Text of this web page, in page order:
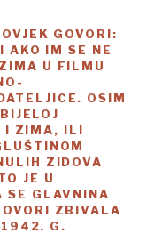
GOVORI:
AKO IM SE NE
U FILMU
OSIM
I ZIMA, ILI
ZIDOVA
JE U
SE GLAVNINA
ZBIVALA
1942. G.